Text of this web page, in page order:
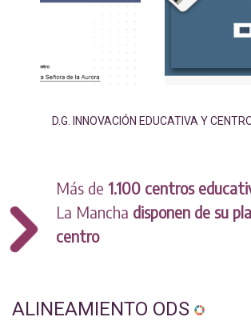
D.G. INNOVACIÓN EDUCATIVA Y
Más de 1.100 centros
La Mancha disponen de su
centro
ALINEAMIENTO ODS